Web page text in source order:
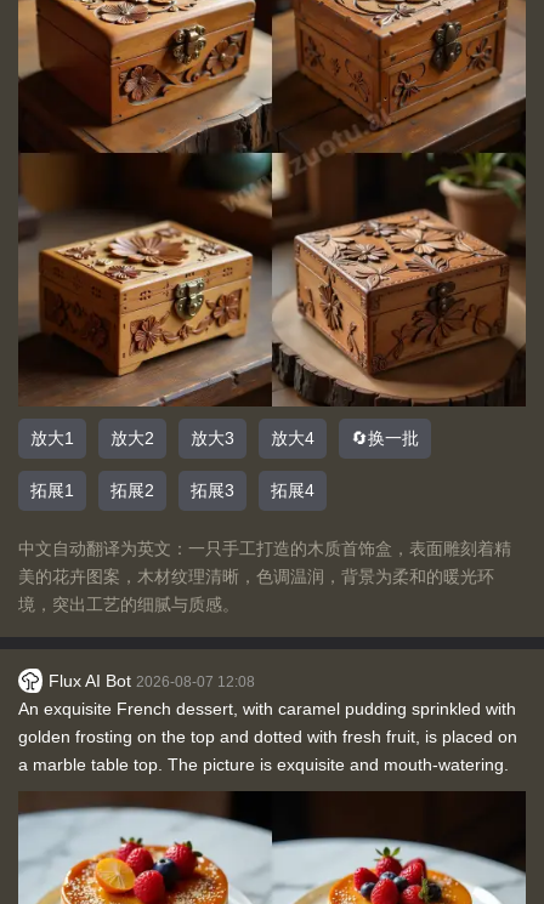
放大1 放大2 放大3 放大4 🔄换一批
拓展1 拓展2 拓展3 拓展4
中文自动翻译为英文：一只手工打造的木质首饰盒，表面雕刻着精
美的花卉图案，木材纹理清晰，色调温润，背景为柔和的暖光环
境，突出工艺的细腻与质感。
Flux AI Bot 2026-08-07 12:08
An exquisite French dessert, with caramel pudding sprinkled with
golden frosting on the top and dotted with fresh fruit, is placed on
a marble table top. The picture is exquisite and mouth-watering.